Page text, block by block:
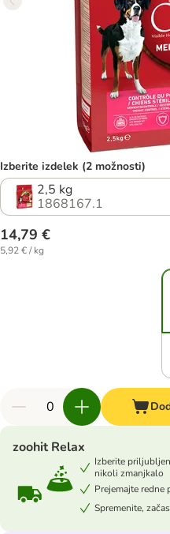
Izberite izdelek (2 možnosti)
2,5 kg
1868167.1
14,79 €
5,92 € / kg
zoohit Relax
Izberite
nikoli zmanjkalo
Prejemajte redne
Spremenite,